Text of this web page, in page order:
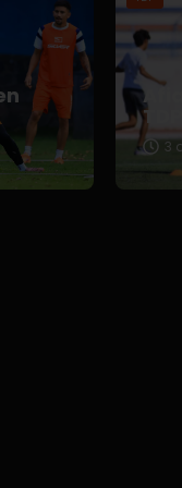
3